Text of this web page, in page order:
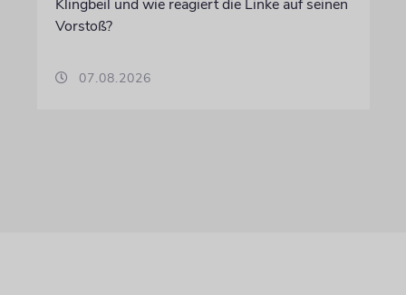
Klingbeil und wie reagiert die Linke auf seinen
Vorstoß?
07.08.2026